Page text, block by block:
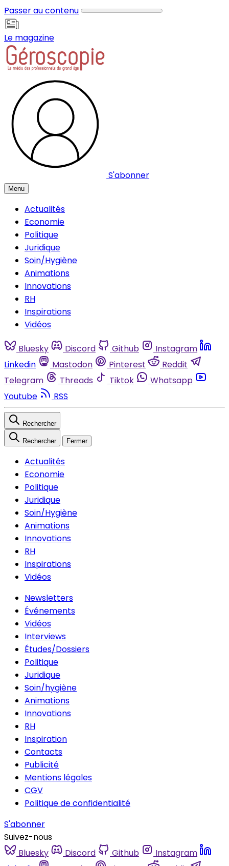
Passer au contenu
Le magazine
S'abonner
Menu
Actualités
Economie
Politique
Juridique
Soin/Hygiène
Animations
Innovations
RH
Inspirations
Vidéos
Bluesky Discord Github
Instagram
Linkedin
Mastodon Pinterest
Reddit
Telegram
Threads Tiktok
Whatsapp
Youtube
RSS
Rechercher
Rechercher Fermer
Actualités
Economie
Politique
Juridique
Soin/Hygiène
Animations
Innovations
RH
Inspirations
Vidéos
Newsletters
Événements
Vidéos
Interviews
Études/Dossiers
Politique
Juridique
Soin/hygiène
Animations
Innovations
RH
Inspiration
Contacts
Publicité
Mentions légales
CGV
Politique de confidentialité
S'abonner
Suivez-nous
Bluesky
Discord Github
Instagram
Panneau de gestion des cookies